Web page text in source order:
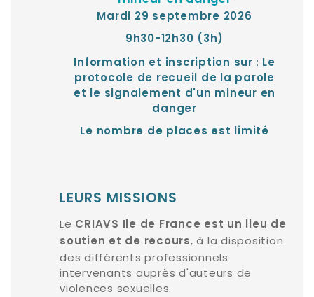
Mardi 29 septembre 2026
9h30-12h30 (3h)
Information et inscription sur : Le
protocole de recueil de la parole
et le signalement d'un mineur en
danger
Le nombre de places est limité
LEURS MISSIONS
Le CRIAVS Ile de France est un lieu de
soutien et de recours, à la disposition
des différents professionnels
intervenants auprès d'auteurs de
violences sexuelles.